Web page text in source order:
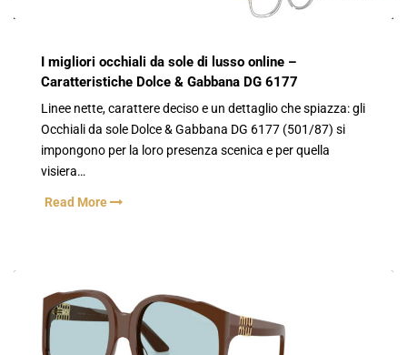
I migliori occhiali da sole di lusso online –
Caratteristiche Dolce & Gabbana DG 6177
Linee nette, carattere deciso e un dettaglio che spiazza: gli
Occhiali da sole Dolce & Gabbana DG 6177 (501/87) si
impongono per la loro presenza scenica e per quella
visiera…
Read More